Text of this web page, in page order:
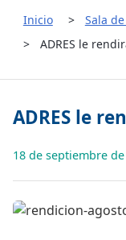
Inicio Sala
ADRES le
ADRES le
18 de septiembre